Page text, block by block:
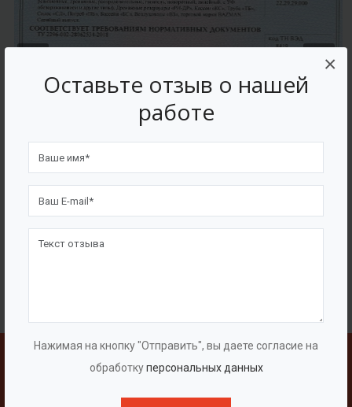
Оставьте отзыв о нашей
работе
Нажимая на кнопку "Отправить", вы даете согласие на
обработкуперсональных данных
×
Свяжитесь с нами